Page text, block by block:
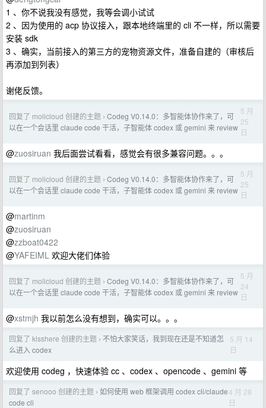
1 、你不说我没有感觉，我等会调小试试
2 、因为使用的 acp 协议接入，跟本地终端里的 cli 不一样，所以需要
安装 sdk
3 、确实，当前接入的第三方的宠物资源文件，准备自建的（审核后
再添加到列表）
谢佬反馈。
回复了 molicloud 创建的主题 › Codeg V0.14.0：多智能体协作来了，可
以在一个会话里 claude code 干活，子智能体 codex 或 gemini 来 review
5 月
25
日
@zuosiruan 我后面尝试看看，感觉会有很多兼容问题。。。
回复了 molicloud 创建的主题 › Codeg V0.14.0：多智能体协作来了，可
以在一个会话里 claude code 干活，子智能体 codex 或 gemini 来 review
5 月
25
日
@martinm
@zuosiruan
@zzboat0422
@YAFEIML 欢迎大佬们体验
回复了 molicloud 创建的主题 › Codeg V0.14.0：多智能体协作来了，可
以在一个会话里 claude code 干活，子智能体 codex 或 gemini 来 review
5 月
24
日
@xstmjh 我以前怎么没有想到，确实可以。。。
回复了 kisshere 创建的主题 › 不怕大家笑话，我到现在还是不知道怎
么进入 codex
5 月 14
日
欢迎使用 codeg ，快速体验 cc 、codex 、opencode 、gemini 等
回复了 senooo 创建的主题 › 如何使用 web 框架调用 codex cli/claude
code cli
4 月 28
日